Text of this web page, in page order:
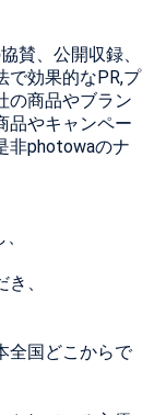
賛、公開収録、
で効果的なPR,プ
の商品やブラン
品やキャンペー
非photowaのナ
、
全国どこからで